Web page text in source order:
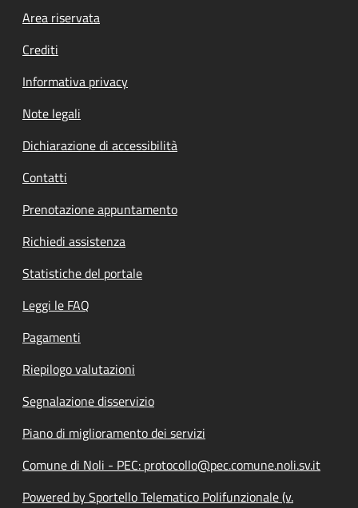
Footer menu
Area riservata
Crediti
Informativa privacy
Note legali
Dichiarazione di accessibilità
Contatti
Prenotazione appuntamento
Richiedi assistenza
Statistiche del portale
Leggi le FAQ
Pagamenti
Riepilogo valutazioni
Segnalazione disservizio
Piano di miglioramento dei servizi
Comune di Noli - PEC: protocollo@pec.comune.noli.sv.it
Powered by Sportello Telematico Polifunzionale (v.